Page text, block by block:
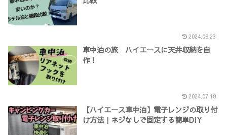
2024.06.23
車中泊の旅 ハイエースに天井収納を自
作！
2024.07.18
【ハイエース車中泊】電子レンジの取り付
け方法｜ネジなしで固定する簡単DIY